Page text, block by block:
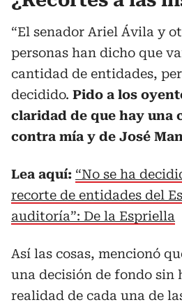
“El senador Ariel Ávila y
personas han dicho que
cantidad de entidades,
decidido. Pido a los
claridad de que hay una
contra mía y de José
Lea aquí: “No se ha
recorte de entidades del
auditoría”: De la Espriella
Así las cosas, mencionó
una decisión de fondo sin
realidad de cada una de